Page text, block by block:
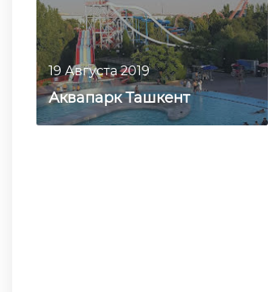
19 Августа 2019
Аквапарк Ташкент